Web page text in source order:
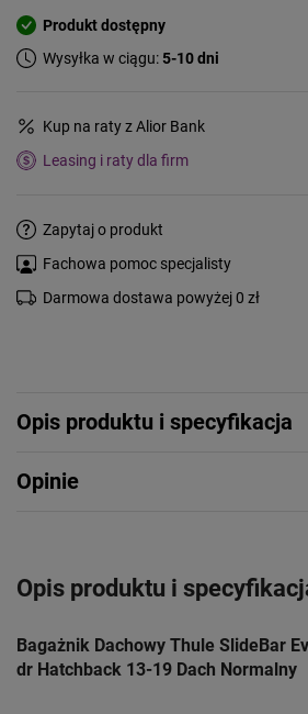
Produkt dostępny
Wysyłka w ciągu:5-10 dni
Kup na raty z Alior Bank
Leasing i raty dla firm
Zapytaj o produkt
Fachowa pomoc specjalisty
Darmowa dostawa powyżej 0 zł
Opis produktu i specyfikacja
Opinie
Opis produktu i
Bagażnik Dachowy Thule SlideBar
dr Hatchback 13-19 Dach Normalny